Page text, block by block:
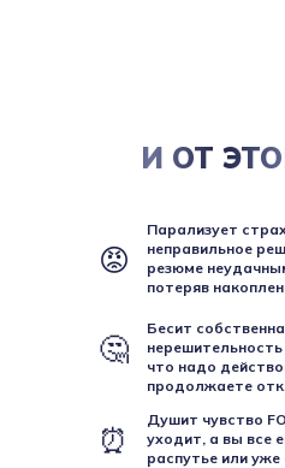
И ОТ
😡
Парализует
неправильное
резюме
потеряв
🤔
Бесит
что надо
продолжаете
⏰
Душит чувство
уходит, а вы все
распутье или